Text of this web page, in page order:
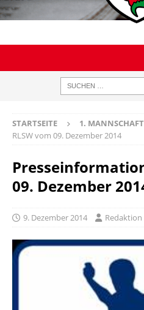
STARTSEITE 1. MANNSCHAFT
RLSW vom 09. Dezember 2014
09. Dezember
9. Dezember 2014 Redaktion